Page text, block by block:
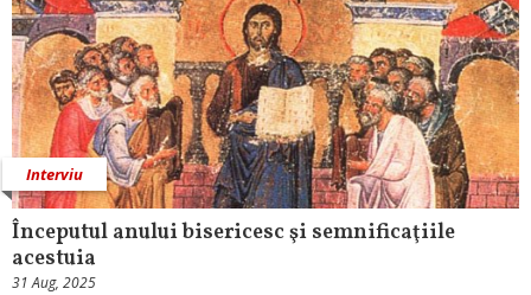
Interviu
Începutul anului bisericesc şi semnificaţiile
acestuia
31 Aug, 2025